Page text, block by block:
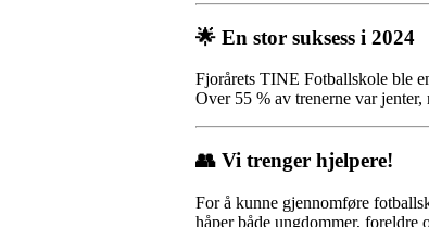
🌟 En stor suksess i 2024
Fjorårets TINE Fotballskole ble
Over 55 % av trenerne var
👥 Vi trenger hjelpere!
For å kunne gjennomføre
håper både ungdommer,